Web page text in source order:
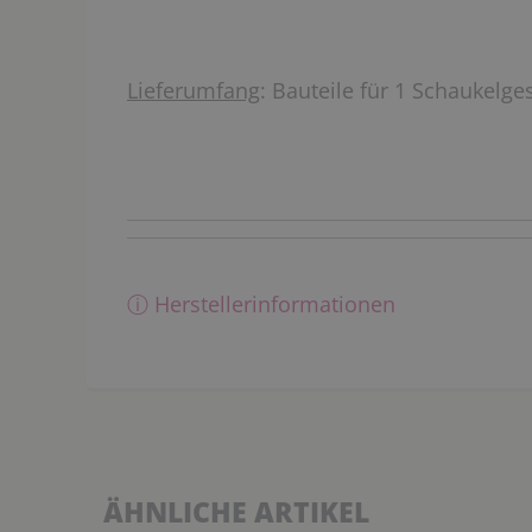
Lieferumfang: Bauteile für 1
ⓘ Herstellerinformationen
ÄHNLICHE ARTIKEL